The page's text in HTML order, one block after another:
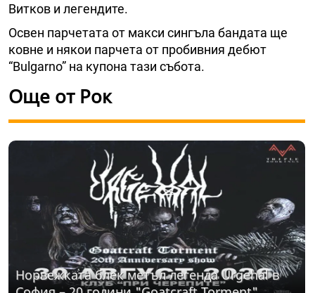
Витков и легендите.
Освен парчетата от макси сингъла бандата ще
ковне и някои парчета от пробивния дебют
“Bulgarno” на купона тази събота.
Още от Рок
Норвежката блек метъл легенда Urgehal в